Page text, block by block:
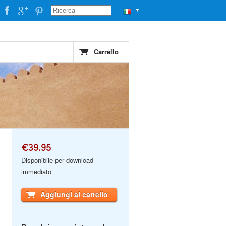
▼
Carrello
€39.95
Disponibile per download
immediato
Aggiungi al carrello